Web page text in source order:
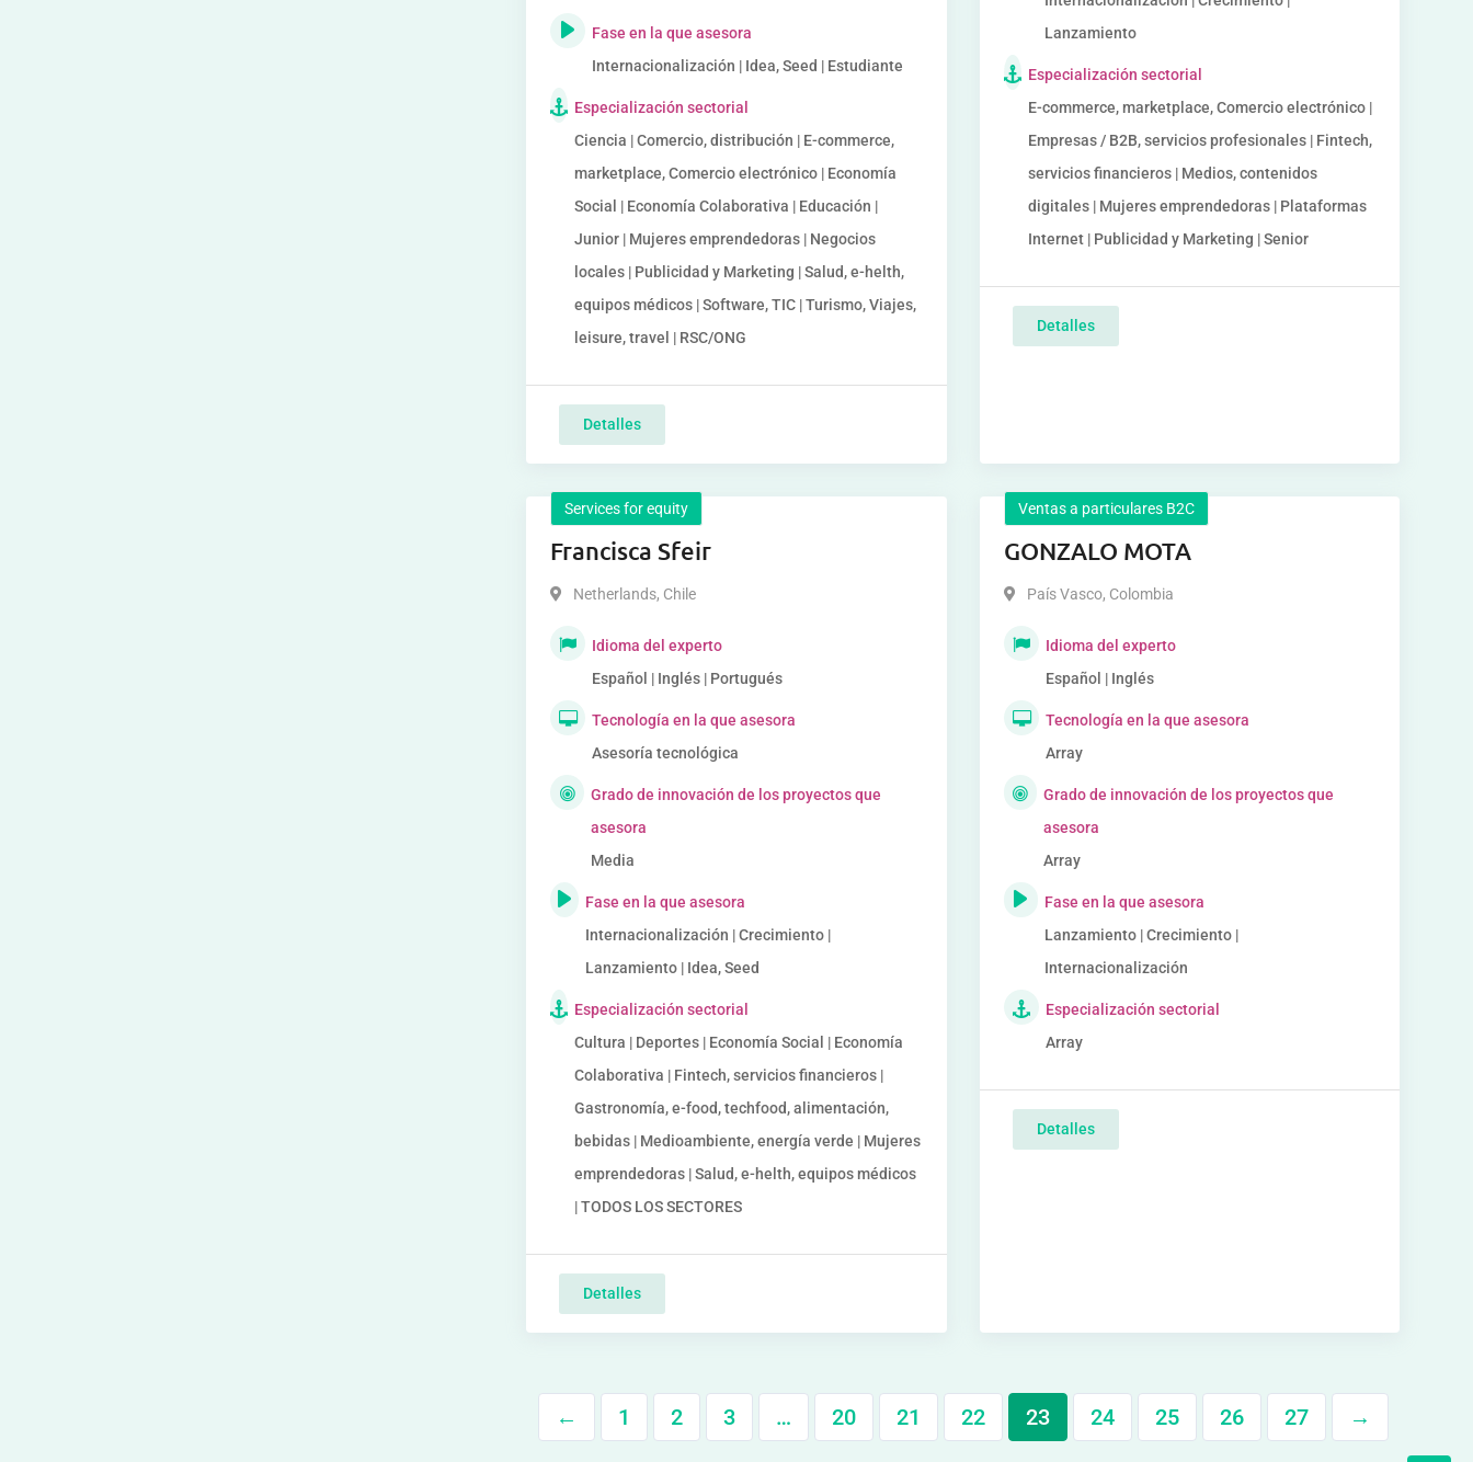
Fase en la que asesora
Internacionalización | Idea, Seed | Estudiante
Especialización sectorial
Ciencia | Comercio, distribución | E-commerce,
marketplace, Comercio electrónico | Economía
Social | Economía Colaborativa | Educación |
Junior | Mujeres emprendedoras | Negocios
locales | Publicidad y Marketing | Salud, e-helth,
equipos médicos | Software, TIC | Turismo, Viajes,
leisure, travel | RSC/ONG
Detalles
Lanzamiento
Especialización sectorial
E-commerce, marketplace, Comercio electrónico |
Empresas / B2B, servicios profesionales | Fintech,
servicios financieros | Medios, contenidos
digitales | Mujeres emprendedoras | Plataformas
Internet | Publicidad y Marketing | Senior
Detalles
Services for equity
Francisca Sfeir
Netherlands, Chile
Idioma del experto
Español | Inglés | Portugués
Tecnología en la que asesora
Asesoría tecnológica
Grado de innovación de los proyectos que
asesora
Media
Fase en la que asesora
Internacionalización | Crecimiento |
Lanzamiento | Idea, Seed
Especialización sectorial
Cultura | Deportes | Economía Social | Economía
Colaborativa | Fintech, servicios financieros |
Gastronomía, e-food, techfood, alimentación,
bebidas | Medioambiente, energía verde | Mujeres
emprendedoras | Salud, e-helth, equipos médicos
| TODOS LOS SECTORES
Detalles
Ventas a particulares B2C
GONZALO MOTA
País Vasco, Colombia
Idioma del experto
Español | Inglés
Tecnología en la que asesora
Array
Grado de innovación de los proyectos que
asesora
Array
Fase en la que asesora
Lanzamiento | Crecimiento |
Internacionalización
Especialización sectorial
Array
Detalles
← 1 2 3 … 20 21 22 23 24 25 26 27 →